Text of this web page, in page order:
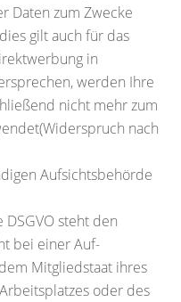
Daten zum Zwecke
gilt auch für das
in
werden Ihre
nicht mehr zum
nach
Aufsichtsbehörde
DSGVO steht den
bei einer Auf-
Mitgliedstaat ihres
oder des